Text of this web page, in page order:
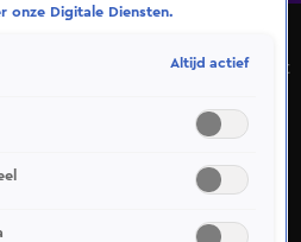
zwaargewond naar het
Persoon ernstig gewond
het ongeval.
onze Digitale Diensten.
Altijd actief